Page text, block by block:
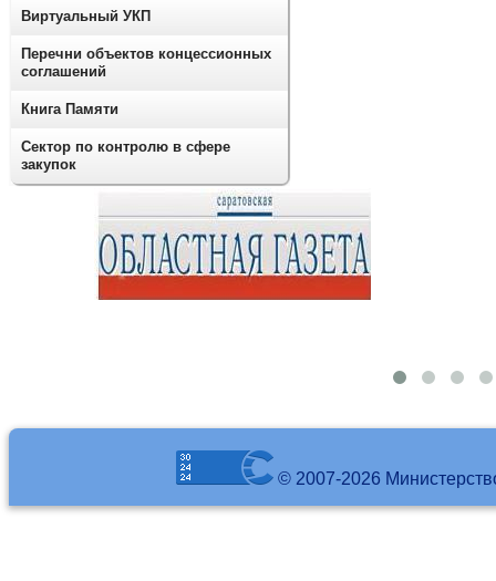
Виртуальный УКП
Перечни объектов концессионных
соглашений
Книга Памяти
Сектор по контролю в сфере
закупок
© 2007-2026